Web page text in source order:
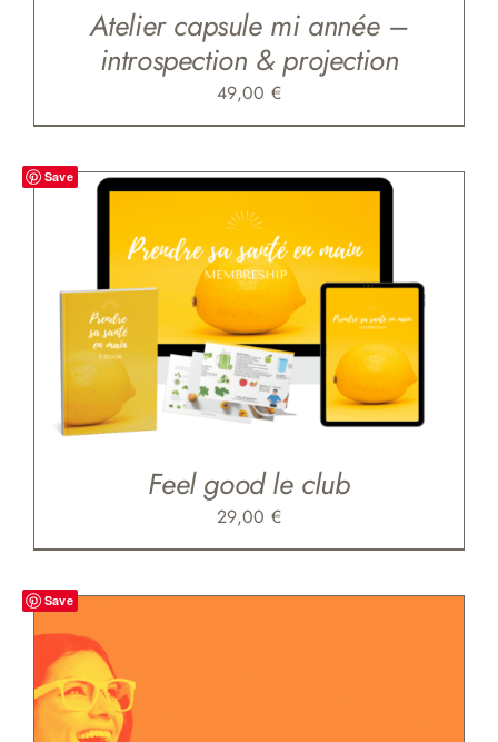
Atelier capsule mi année –
introspection & projection
49,00 €
Save
Feel good le club
29,00 €
Save